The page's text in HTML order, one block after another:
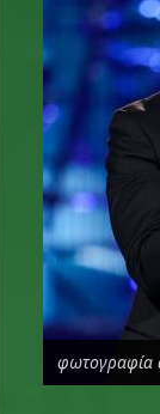
φωτογραφία